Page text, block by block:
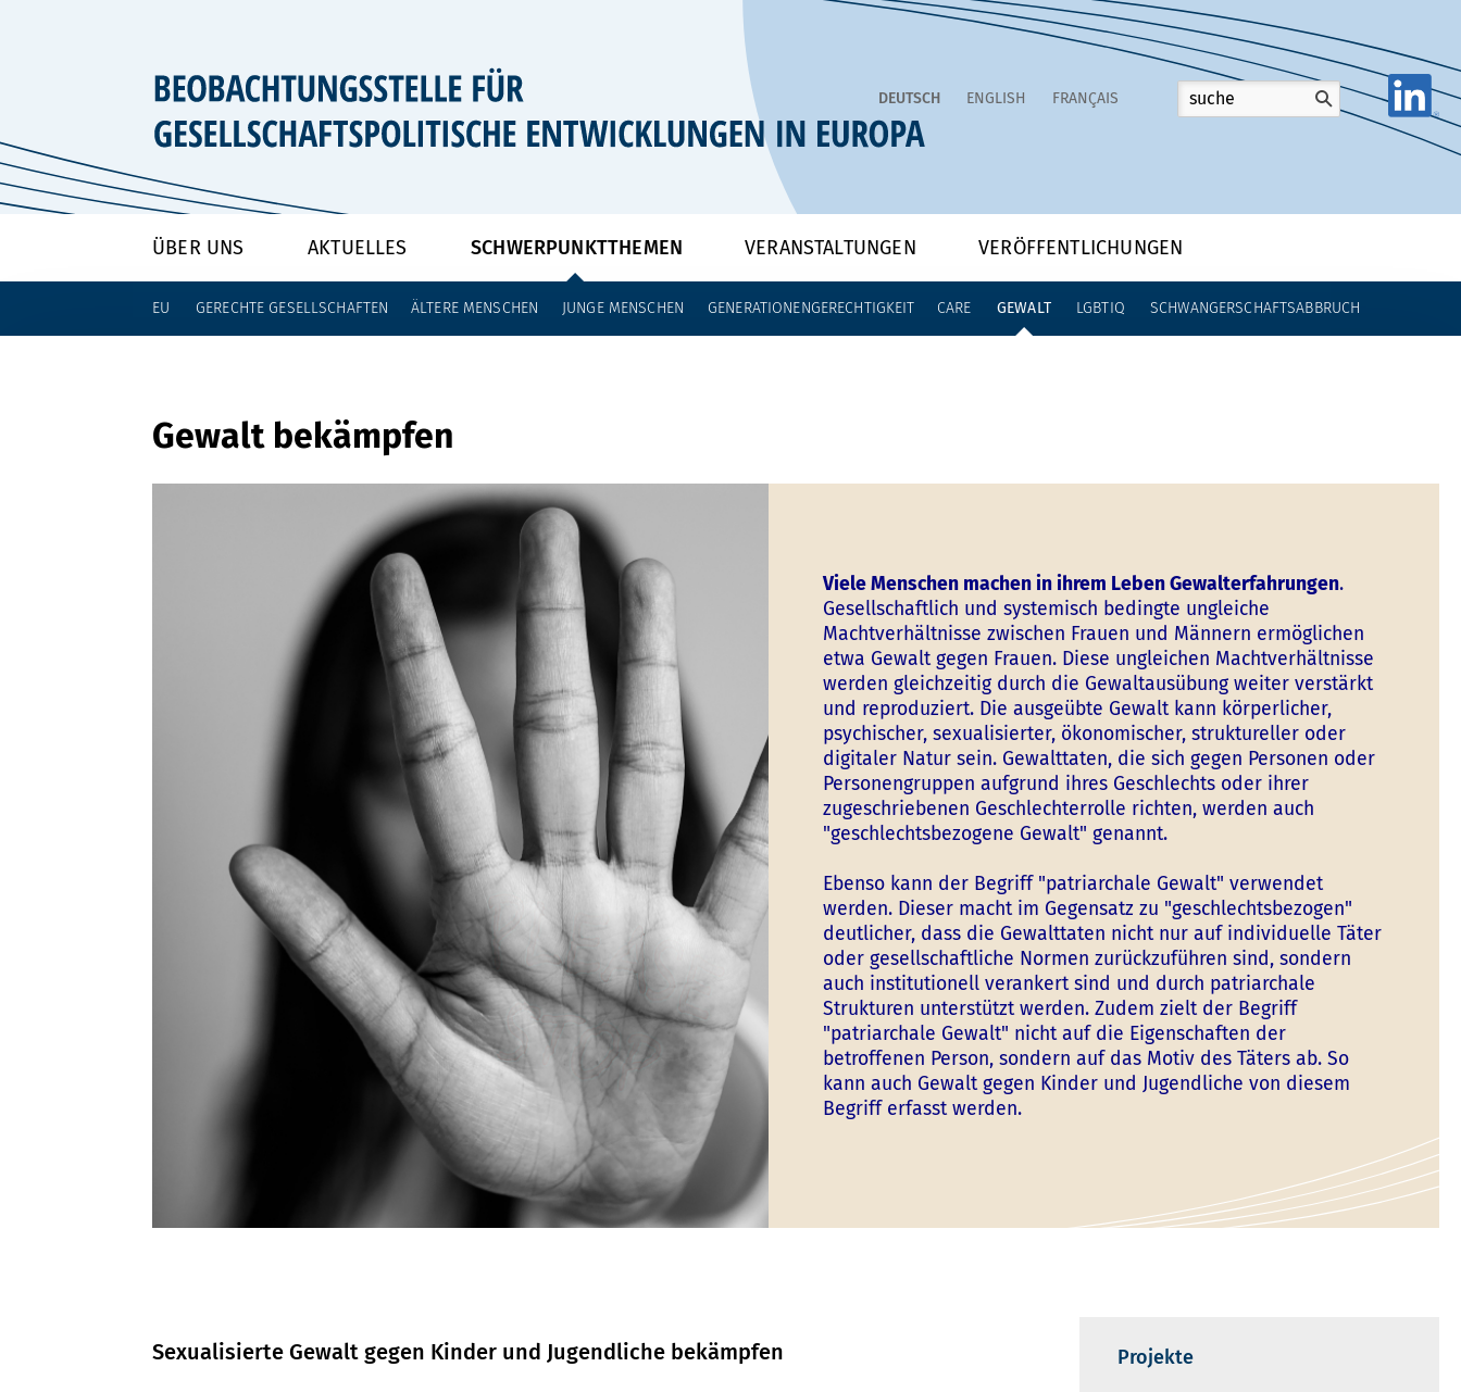
DEUTSCH ENGLISH FRANÇAIS
ÜBER UNS AKTUELLES SCHWERPUNKTTHEMEN VERANSTALTUNGEN VERÖFFENTLICHUNGEN
EU GERECHTE GESELLSCHAFTEN ÄLTERE MENSCHEN JUNGE MENSCHEN GENERATIONENGERECHTIGKEIT CARE GEWALT LGBTIQ SCHWANGERSCHAFTSABBRUCH
Gewalt bekämpfen
Viele Menschen machen in ihrem Leben Gewalterfahrungen.
Gesellschaftlich und systemisch bedingte ungleiche
Machtverhältnisse zwischen Frauen und Männern ermöglichen
etwa Gewalt gegen Frauen. Diese ungleichen Machtverhältnisse
werden gleichzeitig durch die Gewaltausübung weiter verstärkt
und reproduziert. Die ausgeübte Gewalt kann körperlicher,
psychischer, sexualisierter, ökonomischer, struktureller oder
digitaler Natur sein. Gewalttaten, die sich gegen Personen oder
Personengruppen aufgrund ihres Geschlechts oder ihrer
zugeschriebenen Geschlechterrolle richten, werden auch
"geschlechtsbezogene Gewalt" genannt.
Ebenso kann der Begriff "patriarchale Gewalt" verwendet
werden. Dieser macht im Gegensatz zu "geschlechtsbezogen"
deutlicher, dass die Gewalttaten nicht nur auf individuelle Täter
oder gesellschaftliche Normen zurückzuführen sind, sondern
auch institutionell verankert sind und durch patriarchale
Strukturen unterstützt werden. Zudem zielt der Begriff
"patriarchale Gewalt" nicht auf die Eigenschaften der
betroffenen Person, sondern auf das Motiv des Täters ab. So
kann auch Gewalt gegen Kinder und Jugendliche von diesem
Begriff erfasst werden.
Projekte
Sexualisierte Gewalt gegen Kinder und Jugendliche bekämpfen